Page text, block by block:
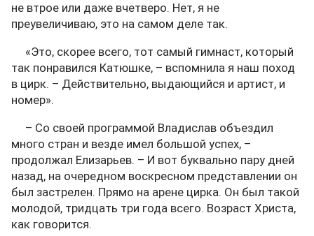
не втрое или даже вчетверо. Нет, я не
преувеличиваю, это на самом деле так.
«Это, скорее всего, тот самый гимнаст, который
так понравился Катюшке, – вспомнила я наш поход
в цирк. – Действительно, выдающийся и артист, и
номер».
– Со своей программой Владислав объездил
много стран и везде имел большой успех, –
продолжал Елизарьев. – И вот буквально пару дней
назад, на очередном воскресном представлении он
был застрелен. Прямо на арене цирка. Он был такой
молодой, тридцать три года всего. Возраст Христа,
как говорится.